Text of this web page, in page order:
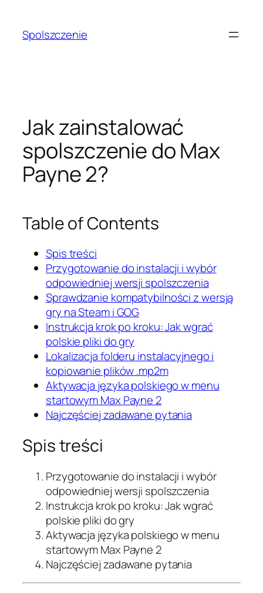
treściSpolszczenie
Jak zainstalować
spolszczenie do Max
Payne 2?
Table of Contents
Spis treści
Przygotowanie do instalacji i wybór
odpowiedniej wersji spolszczenia
Sprawdzanie kompatybilności z wersją
gry na Steam i GOG
Instrukcja krok po kroku: Jak wgrać
polskie pliki do gry
Lokalizacja folderu instalacyjnego i
kopiowanie plików .mp2m
Aktywacja języka polskiego w menu
startowym Max Payne 2
Najczęściej zadawane pytania
Spis treści
Przygotowanie do instalacji i wybór
odpowiedniej wersji spolszczenia
Instrukcja krok po kroku: Jak wgrać
polskie pliki do gry
Aktywacja języka polskiego w menu
startowym Max Payne 2
Najczęściej zadawane pytania